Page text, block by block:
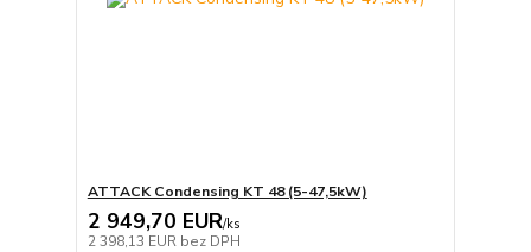
ATTACK Condensing KT 48 (5-47,5kW)
2 949,70 EUR/ks
2 398,13 EUR bez DPH